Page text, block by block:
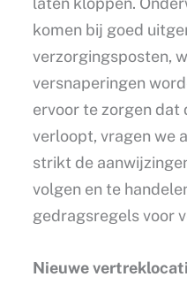
komen bij goed
verzorgingsposten,
versnaperingen
ervoor te zorgen dat
verloopt, vragen we
strikt de
volgen en te
gedragsregels voor
Nieuwe